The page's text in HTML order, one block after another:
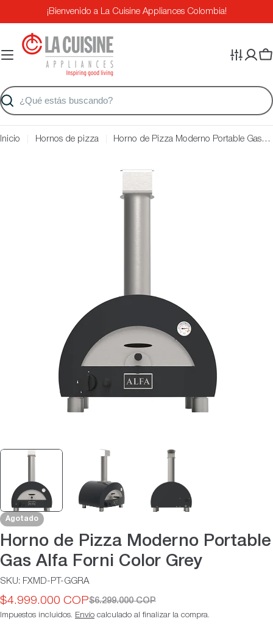
al
contenido
¡Bienvenido a La Cuisine Appliances Colombia!
Buscar
Inicio Hornos de pizza Horno de Pizza Moderno Portable Gas Alfa Forni Color Grey
medios 0 en modal
Agotado
Horno de Pizza Moderno Portable
Gas Alfa Forni Color Grey
SKU: FXMD-PT-GGRA
Precio
de
$4.999.000 COP
Precio
habitual
$6.299.000 COP
Impuestos incluidos. Envío calculado al finalizar la compra.